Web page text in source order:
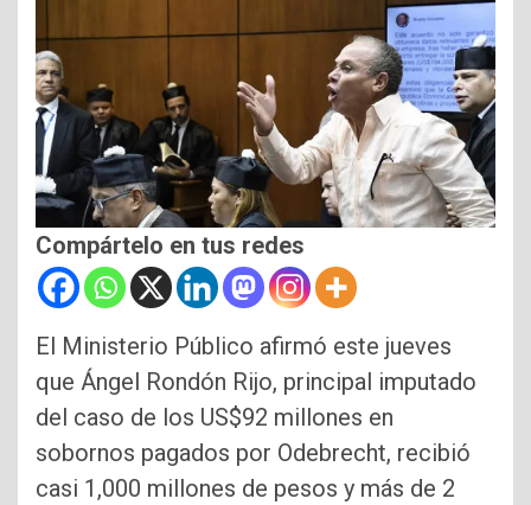
Compártelo en tus redes
El Ministerio Público afirmó este jueves
que Ángel Rondón Rijo, principal imputado
del caso de los US$92 millones en
sobornos pagados por Odebrecht, recibió
casi 1,000 millones de pesos y más de 2